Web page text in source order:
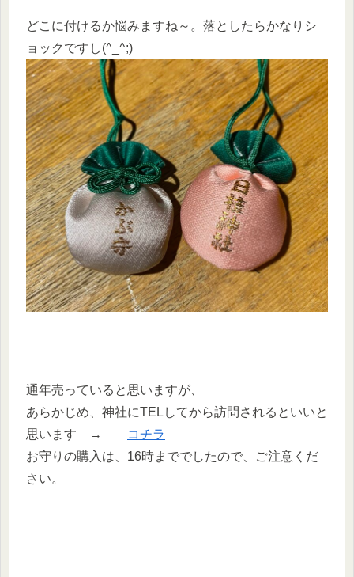
どこに付けるか悩みますね～。落としたらかなりシ
ョックですし(^_^;)
通年売っていると思いますが、
あらかじめ、神社にTELしてから訪問されるといいと
思います →
コチラ
お守りの購入は、16時まででしたので、ご注意くだ
さい。